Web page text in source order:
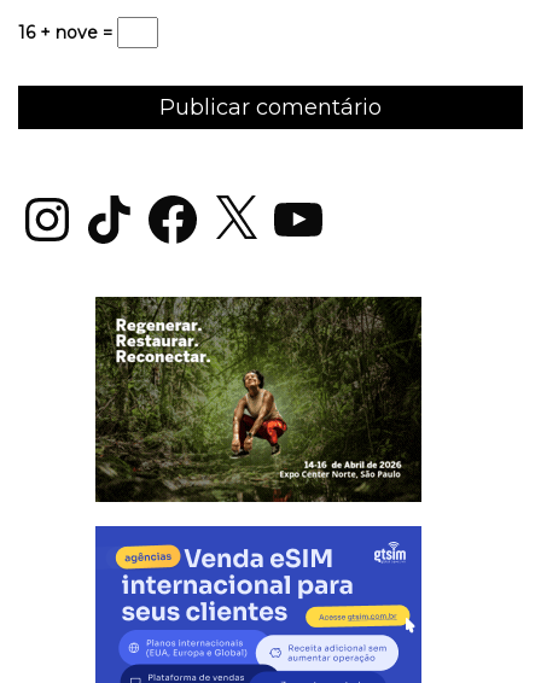
16 + nove =
InstagramTikTok Facebook
X YouTube